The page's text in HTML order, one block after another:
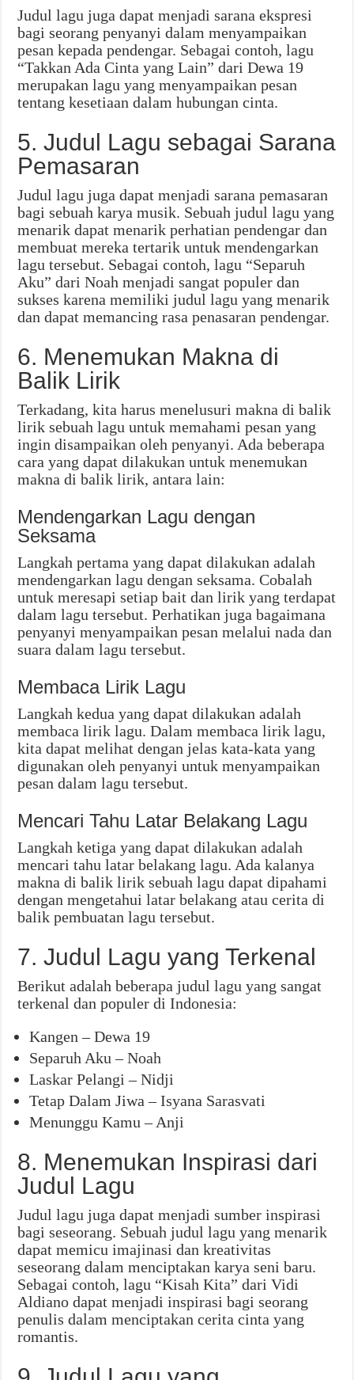
Judul lagu juga dapat menjadi sarana ekspresi
bagi seorang penyanyi dalam menyampaikan
pesan kepada pendengar. Sebagai contoh, lagu
“Takkan Ada Cinta yang Lain” dari Dewa 19
merupakan lagu yang menyampaikan pesan
tentang kesetiaan dalam hubungan cinta.
5. Judul Lagu sebagai Sarana
Pemasaran
Judul lagu juga dapat menjadi sarana pemasaran
bagi sebuah karya musik. Sebuah judul lagu yang
menarik dapat menarik perhatian pendengar dan
membuat mereka tertarik untuk mendengarkan
lagu tersebut. Sebagai contoh, lagu “Separuh
Aku” dari Noah menjadi sangat populer dan
sukses karena memiliki judul lagu yang menarik
dan dapat memancing rasa penasaran pendengar.
6. Menemukan Makna di
Balik Lirik
Terkadang, kita harus menelusuri makna di balik
lirik sebuah lagu untuk memahami pesan yang
ingin disampaikan oleh penyanyi. Ada beberapa
cara yang dapat dilakukan untuk menemukan
makna di balik lirik, antara lain:
Mendengarkan Lagu dengan
Seksama
Langkah pertama yang dapat dilakukan adalah
mendengarkan lagu dengan seksama. Cobalah
untuk meresapi setiap bait dan lirik yang terdapat
dalam lagu tersebut. Perhatikan juga bagaimana
penyanyi menyampaikan pesan melalui nada dan
suara dalam lagu tersebut.
Membaca Lirik Lagu
Langkah kedua yang dapat dilakukan adalah
membaca lirik lagu. Dalam membaca lirik lagu,
kita dapat melihat dengan jelas kata-kata yang
digunakan oleh penyanyi untuk menyampaikan
pesan dalam lagu tersebut.
Mencari Tahu Latar Belakang Lagu
Langkah ketiga yang dapat dilakukan adalah
mencari tahu latar belakang lagu. Ada kalanya
makna di balik lirik sebuah lagu dapat dipahami
dengan mengetahui latar belakang atau cerita di
balik pembuatan lagu tersebut.
7. Judul Lagu yang Terkenal
Berikut adalah beberapa judul lagu yang sangat
terkenal dan populer di Indonesia:
Kangen – Dewa 19
Separuh Aku – Noah
Laskar Pelangi – Nidji
Tetap Dalam Jiwa – Isyana Sarasvati
Menunggu Kamu – Anji
8. Menemukan Inspirasi dari
Judul Lagu
Judul lagu juga dapat menjadi sumber inspirasi
bagi seseorang. Sebuah judul lagu yang menarik
dapat memicu imajinasi dan kreativitas
seseorang dalam menciptakan karya seni baru.
Sebagai contoh, lagu “Kisah Kita” dari Vidi
Aldiano dapat menjadi inspirasi bagi seorang
penulis dalam menciptakan cerita cinta yang
romantis.